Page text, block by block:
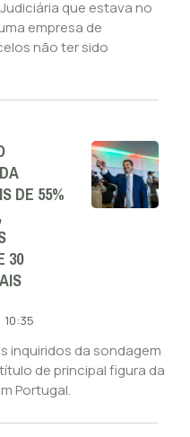
que estava no
empresa de
não ter sido
DE 55%
30
10:35
inquiridos da sondagem
de principal figura da
Portugal.